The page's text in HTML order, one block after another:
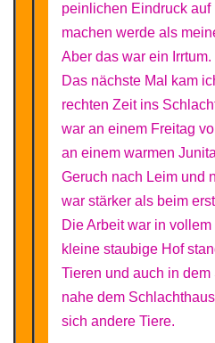
peinlichen Eindruck auf
machen werde als
Aber das war ein Irrtum.
Das nächste Mal kam
rechten Zeit ins
war an einem Freitag
an einem warmen
Geruch nach Leim und
war stärker als beim
Die Arbeit war in
kleine staubige Hof
Tieren und auch in dem
nahe dem
sich andere Tiere.